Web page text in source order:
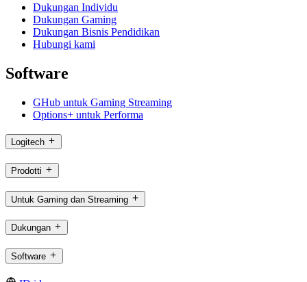
Dukungan Individu
Dukungan Gaming
Dukungan Bisnis Pendidikan
Hubungi kami
Software
GHub untuk Gaming Streaming
Options+ untuk Performa
Logitech
Prodotti
Untuk Gaming dan Streaming
Dukungan
Software